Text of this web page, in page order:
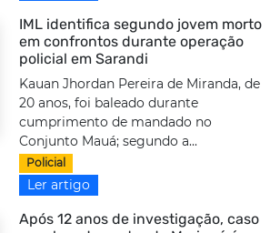
IML identifica segundo jovem morto
em confrontos durante operação
policial em Sarandi
Kauan Jhordan Pereira de Miranda, de
20 anos, foi baleado durante
cumprimento de mandado no
Conjunto Mauá; segundo a...
Policial
Ler artigo
Após 12 anos de investigação, caso